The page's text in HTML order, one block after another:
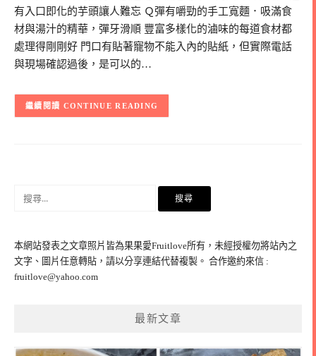
有入口即化的芋頭讓人難忘 Ｑ彈有嚼勁的手工寬麵．吸滿食
材與湯汁的精華，彈牙滑順 豐富多樣化的滷味的每道食材都
處理得剛剛好 門口有貼著寵物不能入內的貼紙，但實際電話
與現場確認過後，是可以的…
CONTINUE READING
字:
本網站發表之文章照片皆為果果愛Fruitlove所有，未經授權勿將站內之
文字、圖片任意轉貼，請以分享連結代替複製。 合作邀約來信 :
fruitlove@yahoo.com
最新文章